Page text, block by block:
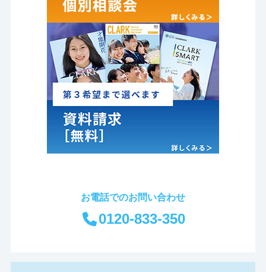
お電話でのお問い合わせ
0120-833-350